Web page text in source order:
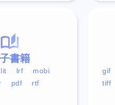
gif
tiff
書籍
lit lrf
mobi
pdf rtf